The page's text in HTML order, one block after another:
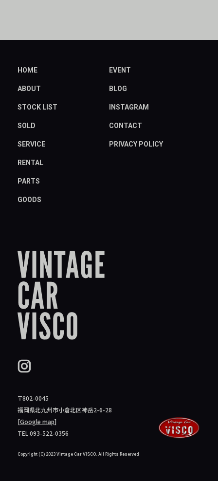
HOME
ABOUT
STOCK LIST
SOLD
SERVICE
RENTAL
PARTS
GOODS
EVENT
BLOG
INSTAGRAM
CONTACT
PRIVACY POLICY
〒802-0045
福岡県北九州市小倉北区神岳2-6-28
[Google map]
TEL 093-522-0356
Copyright (C) 2023 Vintage Car VISCO. All Rights Reserved